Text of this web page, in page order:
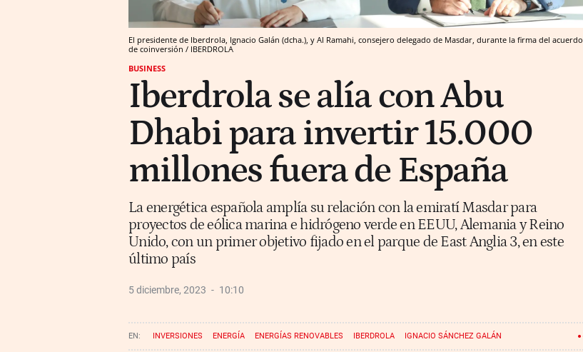
El presidente de Iberdrola, Ignacio Galán (dcha.), y Al Ramahi, consejero delegado de Masdar, durante la firma del acuerdo
de coinversión / IBERDROLA
BUSINESS
Iberdrola se alía con Abu
Dhabi para invertir 15.000
millones fuera de España
La energética española amplía su relación con la emiratí Masdar para
proyectos de eólica marina e hidrógeno verde en EEUU, Alemania y Reino
Unido, con un primer objetivo fijado en el parque de East Anglia 3, en este
último país
5 diciembre, 2023 10:10
INVERSIONES ENERGÍA ENERGÍAS RENOVABLES IBERDROLA IGNACIO SÁNCHEZ GALÁN